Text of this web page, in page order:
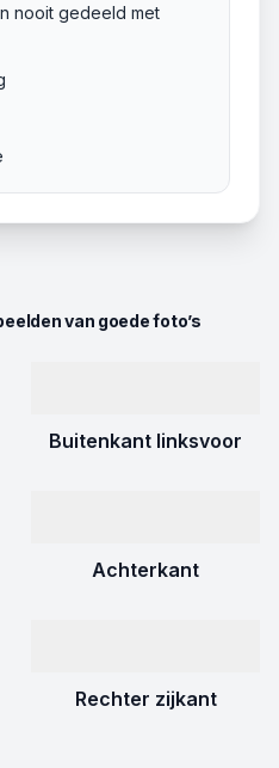
nooit gedeeld met
van goede foto’s
Buitenkant linksvoor
Achterkant
Rechter zijkant